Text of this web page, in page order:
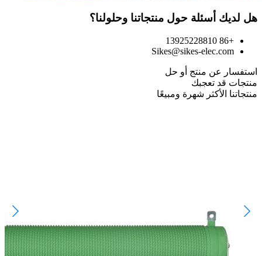
هل لديك أسئلة حول منتجاتنا وحلولنا؟
+86 13925228810
Sikes@sikes-elec.com
استفسار عن منتج أو حل
منتجات قد تعجبك
منتجاتنا الأكثر شهرة ومبيعًا